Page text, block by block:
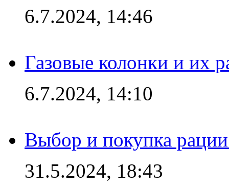
6.7.2024, 14:46
Газовые колонки и их
6.7.2024, 14:10
Выбор и покупка
31.5.2024, 18:43